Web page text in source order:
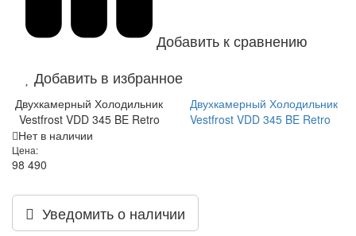
Добавить к сравнению
Добавить в избранное
Двухкамерный Холодильник
Vestfrost VDD 345 BE Retro
Двухкамерный Холодильник
Vestfrost VDD 345 BE Retro
Нет в наличии
Цена:
98 490
Уведомить о наличии